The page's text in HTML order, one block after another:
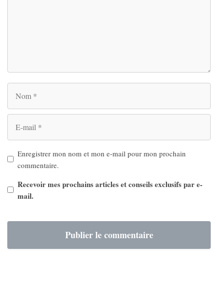
mail
Enregistrer mon nom et mon e-mail pour mon prochain
commentaire.
Recevoir mes prochains articles et conseils exclusifs par e-
mail.